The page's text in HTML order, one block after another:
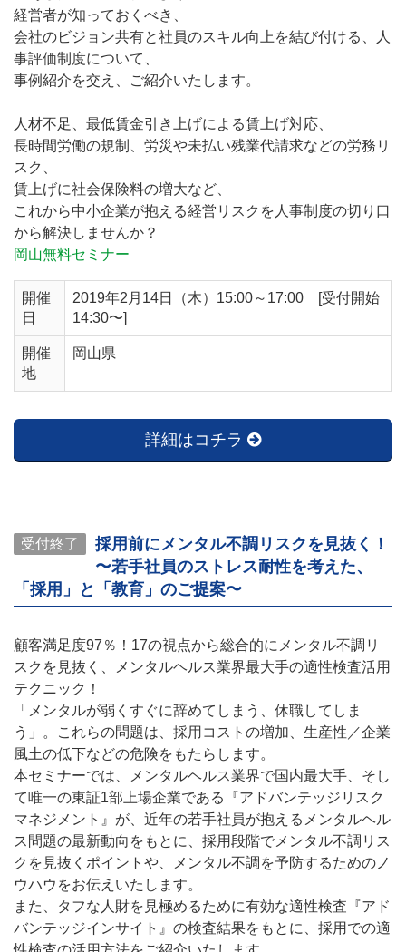
経営者が知っておくべき、
会社のビジョン共有と社員のスキル向上を結び付ける、人
事評価制度について、
事例紹介を交え、ご紹介いたします。
人材不足、最低賃金引き上げによる賃上げ対応、
長時間労働の規制、労災や未払い残業代請求などの労務リ
スク、
賃上げに社会保険料の増大など、
これから中小企業が抱える経営リスクを人事制度の切り口
から解決しませんか？
岡山無料セミナー
開催
日
2019年2月14日（木）15:00～17:00 [受付開始
14:30〜]
開催
地
岡山県
詳細はコチラ
受付終了
採用前にメンタル不調リスクを見抜く！
〜若手社員のストレス耐性を考えた、
「採用」と「教育」のご提案〜
顧客満足度97％！17の視点から総合的にメンタル不調リ
スクを見抜く、メンタルヘルス業界最大手の適性検査活用
テクニック！
「メンタルが弱くすぐに辞めてしまう、休職してしま
う」。これらの問題は、採用コストの増加、生産性／企業
風土の低下などの危険をもたらします。
本セミナーでは、メンタルヘルス業界で国内最大手、そし
て唯一の東証1部上場企業である『アドバンテッジリスク
マネジメント』が、近年の若手社員が抱えるメンタルヘル
ス問題の最新動向をもとに、採用段階でメンタル不調リス
クを見抜くポイントや、メンタル不調を予防するためのノ
ウハウをお伝えいたします。
また、タフな人財を見極めるために有効な適性検査『アド
バンテッジインサイト』の検査結果をもとに、採用での適